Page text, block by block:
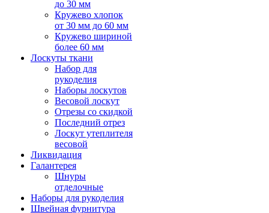
до 30 мм
Кружево хлопок
от 30 мм до 60 мм
Кружево шириной
более 60 мм
Лоскуты ткани
Набор для
рукоделия
Наборы лоскутов
Весовой лоскут
Отрезы со скидкой
Последний отрез
Лоскут утеплителя
весовой
Ликвидация
Галантерея
Шнуры
отделочные
Наборы для рукоделия
Швейная фурнитура